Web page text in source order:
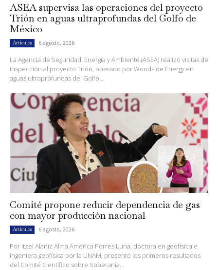
ASEA supervisa las operaciones del proyecto
Trión en aguas ultraprofundas del Golfo de
México
Artículos 6 agosto, 2026
La Agencia de Seguridad, Energía y Ambiente (ASEA) realizó visitas de
inspección al proyecto Trión, operado por Woodside Energy en
aguas ultraprofundas del Golfo...
Comité propone reducir dependencia de gas
con mayor producción nacional
Artículos 6 agosto, 2026
Por Itzel Alaniz Alma América Porres Luna, doctora en geofísica e
ingeniera geofísica por la UNAM, presentó los primeros resultados
del Comité Científico sobre Soberanía...